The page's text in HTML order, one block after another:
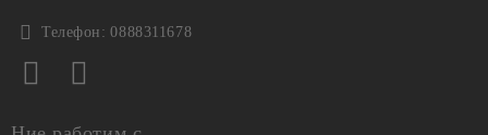
Телефон: 0888311678